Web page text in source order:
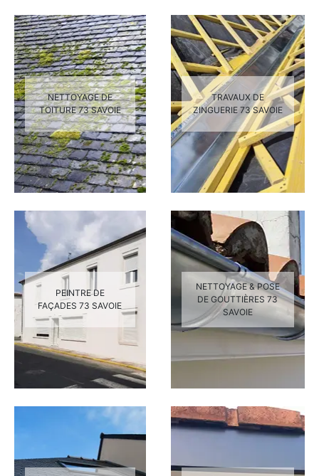
NETTOYAGE DE
TOITURE 73 SAVOIE
TRAVAUX DE
ZINGUERIE 73 SAVOIE
PEINTRE DE
FAÇADES 73 SAVOIE
NETTOYAGE & POSE
DE GOUTTIÈRES 73
SAVOIE